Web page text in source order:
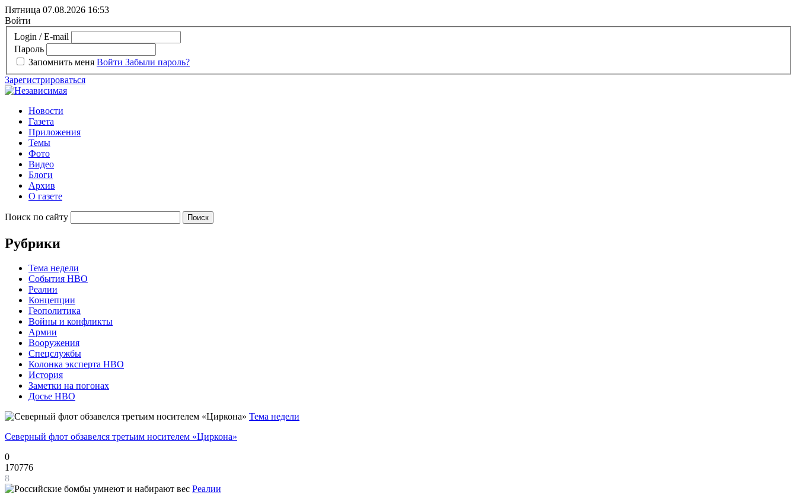
Пятница 07.08.2026 16:53
Войти
Login / E-mail
Пароль
Запомнить меня Войти Забыли пароль?
Зарегистрироваться
Новости
Газета
Приложения
Темы
Фото
Видео
Блоги
Архив
О газете
Поиск по сайту
Рубрики
Тема недели
События НВО
Реалии
Концепции
Геополитика
Войны и конфликты
Армии
Вооружения
Спецслужбы
Колонка эксперта НВО
История
Заметки на погонах
Досье НВО
Тема недели
Северный флот обзавелся третьим носителем «Циркона»
0
170776
8
Реалии